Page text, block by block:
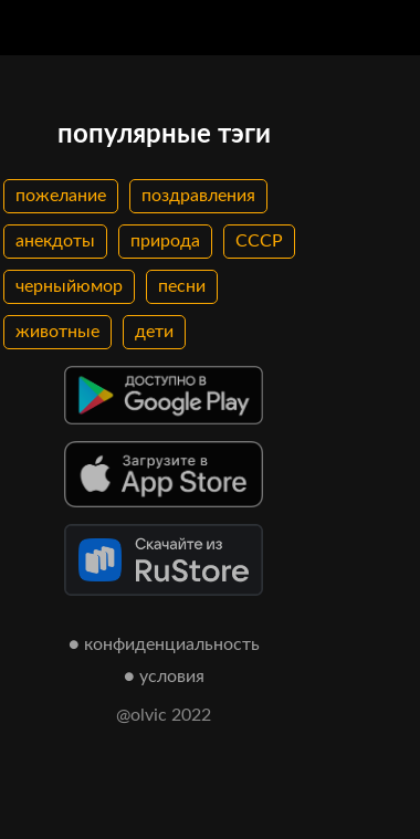
популярные тэги
пожелание поздравления
анекдоты природа СССР
черныйюмор песни
животные дети
● конфиденциальность
● условия
@olvic 2022